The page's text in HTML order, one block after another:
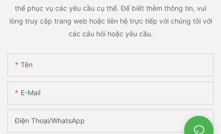
thể phục vụ các yêu cầu cụ thể. Để biết thêm thông tin, vui
lòng truy cập trang web hoặc liên hệ trực tiếp với chúng tôi với
các câu hỏi hoặc yêu cầu.
Tên
E-Mail
Điện Thoại/WhatsApp